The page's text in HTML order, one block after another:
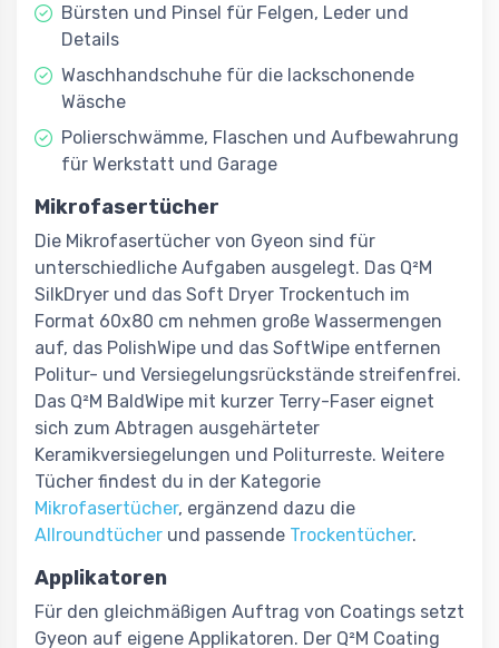
Bürsten und Pinsel für Felgen, Leder und
Details
Waschhandschuhe für die lackschonende
Wäsche
Polierschwämme, Flaschen und Aufbewahrung
für Werkstatt und Garage
Mikrofasertücher
Die Mikrofasertücher von Gyeon sind für
unterschiedliche Aufgaben ausgelegt. Das Q²M
SilkDryer und das Soft Dryer Trockentuch im
Format 60x80 cm nehmen große Wassermengen
auf, das PolishWipe und das SoftWipe entfernen
Politur- und Versiegelungsrückstände streifenfrei.
Das Q²M BaldWipe mit kurzer Terry-Faser eignet
sich zum Abtragen ausgehärteter
Keramikversiegelungen und Politurreste. Weitere
Tücher findest du in der Kategorie
Mikrofasertücher, ergänzend dazu die
Allroundtücher und passende Trockentücher.
Applikatoren
Für den gleichmäßigen Auftrag von Coatings setzt
Gyeon auf eigene Applikatoren. Der Q²M Coating